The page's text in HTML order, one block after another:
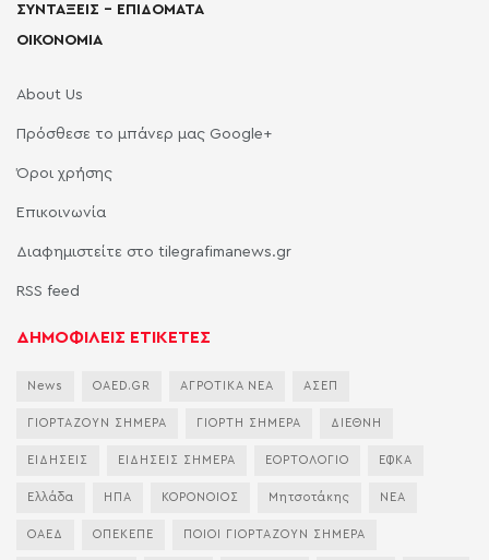
ΣΥΝΤΑΞΕΙΣ – ΕΠΙΔΟΜΑΤΑ
ΟΙΚΟΝΟΜΙΑ
About Us
Πρόσθεσε το μπάνερ μας Google+
Όροι χρήσης
Επικοινωνία
Διαφημιστείτε στο tilegrafimanews.gr
RSS feed
ΔΗΜΟΦΙΛΕΙΣ ΕΤΙΚΕΤΕΣ
News OAED.GR ΑΓΡΟΤΙΚΑ ΝΕΑ ΑΣΕΠ
ΓΙΟΡΤΑΖΟΥΝ ΣΗΜΕΡΑ ΓΙΟΡΤΗ ΣΗΜΕΡΑ ΔΙΕΘΝΗ
ΕΙΔΗΣΕΙΣ ΕΙΔΗΣΕΙΣ ΣΗΜΕΡΑ ΕΟΡΤΟΛΟΓΙΟ ΕΦΚΑ
Ελλάδα ΗΠΑ ΚΟΡΟΝΟΙΟΣ Μητσοτάκης ΝΕΑ
ΟΑΕΔ ΟΠΕΚΕΠΕ ΠΟΙΟΙ ΓΙΟΡΤΑΖΟΥΝ ΣΗΜΕΡΑ